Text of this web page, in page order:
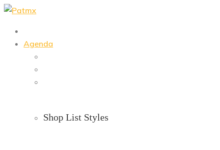
Skip
content
Agenda
Shop List Styles